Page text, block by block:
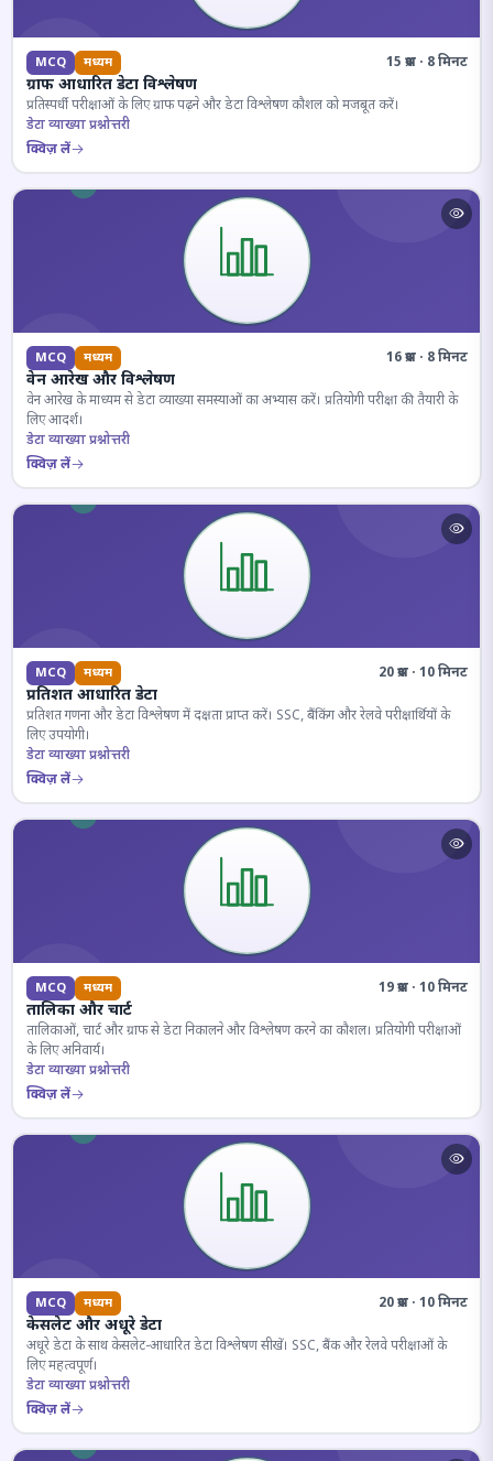
MCQ मध्यम 15 प्रश्न · 8 मिनट
ग्राफ आधारित डेटा विश्लेषण
प्रतिस्पर्धी परीक्षाओं के लिए ग्राफ पढ़ने और डेटा विश्लेषण कौशल को मजबूत करें।
डेटा व्याख्या प्रश्नोत्तरी
क्विज़ लें
MCQ मध्यम 16 प्रश्न · 8 मिनट
वेन आरेख और विश्लेषण
वेन आरेख के माध्यम से डेटा व्याख्या समस्याओं का अभ्यास करें। प्रतियोगी परीक्षा की तैयारी के
लिए आदर्श।
डेटा व्याख्या प्रश्नोत्तरी
क्विज़ लें
MCQ मध्यम 20 प्रश्न · 10 मिनट
प्रतिशत आधारित डेटा
प्रतिशत गणना और डेटा विश्लेषण में दक्षता प्राप्त करें। SSC, बैंकिंग और रेलवे परीक्षार्थियों के
लिए उपयोगी।
डेटा व्याख्या प्रश्नोत्तरी
क्विज़ लें
MCQ मध्यम 19 प्रश्न · 10 मिनट
तालिका और चार्ट
तालिकाओं, चार्ट और ग्राफ से डेटा निकालने और विश्लेषण करने का कौशल। प्रतियोगी परीक्षाओं
के लिए अनिवार्य।
डेटा व्याख्या प्रश्नोत्तरी
क्विज़ लें
MCQ मध्यम 20 प्रश्न · 10 मिनट
केसलेट और अधूरे डेटा
अधूरे डेटा के साथ केसलेट-आधारित डेटा विश्लेषण सीखें। SSC, बैंक और रेलवे परीक्षाओं के
लिए महत्वपूर्ण।
डेटा व्याख्या प्रश्नोत्तरी
क्विज़ लें